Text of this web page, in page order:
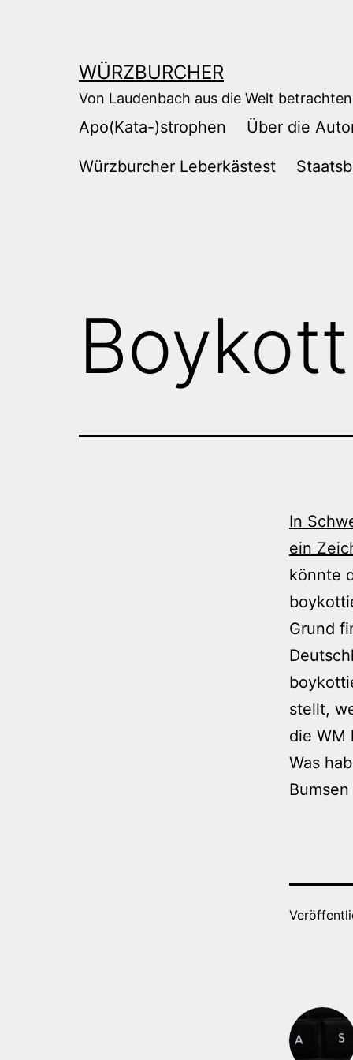
WÜRZBURCHER
Von Laudenbach aus die Welt betrachten
Apo(Kata-)strophen Über die
Würzburcher Leberkästest
Boykott
In
ein
könnte
Grund
stellt,
die WM
Was